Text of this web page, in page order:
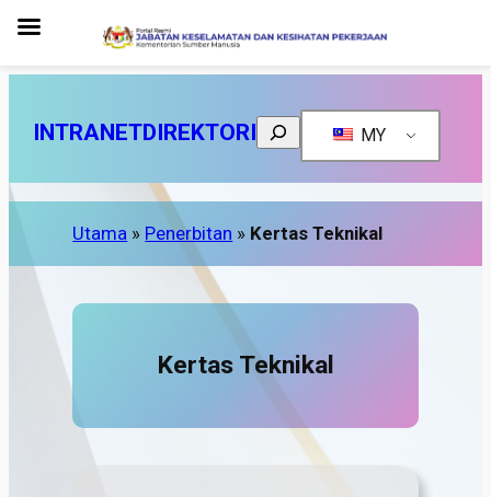
INTRANETDIREKTORI Search MY
Utama » Penerbitan » Kertas Teknikal
Kertas Teknikal